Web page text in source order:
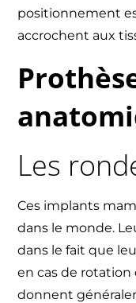
positionnement
accrochent aux
Les
Ces implants
dans le monde.
dans le fait que
en cas de rotation
donnent